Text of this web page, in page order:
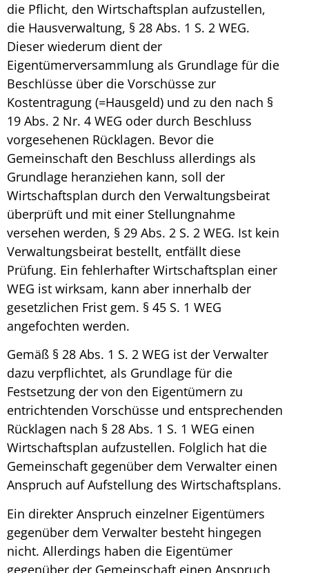
die Pflicht, den Wirtschaftsplan aufzustellen,
die Hausverwaltung, § 28 Abs. 1 S. 2 WEG.
Dieser wiederum dient der
Eigentümerversammlung als Grundlage für die
Beschlüsse über die Vorschüsse zur
Kostentragung (=Hausgeld) und zu den nach §
19 Abs. 2 Nr. 4 WEG oder durch Beschluss
vorgesehenen Rücklagen. Bevor die
Gemeinschaft den Beschluss allerdings als
Grundlage heranziehen kann, soll der
Wirtschaftsplan durch den Verwaltungsbeirat
überprüft und mit einer Stellungnahme
versehen werden, § 29 Abs. 2 S. 2 WEG. Ist kein
Verwaltungsbeirat bestellt, entfällt diese
Prüfung. Ein fehlerhafter Wirtschaftsplan einer
WEG ist wirksam, kann aber innerhalb der
gesetzlichen Frist gem. § 45 S. 1 WEG
angefochten werden.
Gemäß § 28 Abs. 1 S. 2 WEG ist der Verwalter
dazu verpflichtet, als Grundlage für die
Festsetzung der von den Eigentümern zu
entrichtenden Vorschüsse und entsprechenden
Rücklagen nach § 28 Abs. 1 S. 1 WEG einen
Wirtschaftsplan aufzustellen. Folglich hat die
Gemeinschaft gegenüber dem Verwalter einen
Anspruch auf Aufstellung des Wirtschaftsplans.
Ein direkter Anspruch einzelner Eigentümers
gegenüber dem Verwalter besteht hingegen
nicht. Allerdings haben die Eigentümer
gegenüber der Gemeinschaft einen Anspruch